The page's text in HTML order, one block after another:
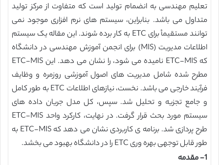
تعلیم مهندسی به انضمام تولید است که متفاوت از مرکز تولید
متداول می باشد. بنابراین، سیستم های نرم افزاری موجود نمی
توانند مستقیمأ برای ETC به کار برده شوند. این مقاله یک سیستم
اطلاعات مدیریت (MIS) برای انجمن آموزش مهندسی در دانشگاه
که ETC-MIS نامیده می شود، را نشان می دهد. این ETC-MIS
مطرح شده شامل مدیریت های اصول آموزشی روزمره و وظایف
فرآیند خارجی می باشد. نخست، نیازهای اطلاعات ETC به طور کامل
و جامع تجزیه و تحلیل شد. سپس، کل مدل جریان داده های
سیستم مورد بحث قرار گرفت. در نهایت، کارکرد واحد ETC-MIS
طرح پردازی شد. برنامه ی کاربردی نشان می دهد که ETC-MIS به
طور قابل توجهی بهره وری ETC را در دانشگاه بهبود می بخشد.
1- مقدمه